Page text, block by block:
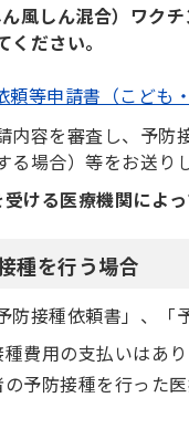
ん風しん混合）ワク
ださい。
頼等申請書（こども
内容を審査し、予
る場合）等をお送りし
ける医療機関によ
種を行う場合
防接種依頼書」、「
費用の支払いはあり
予防接種を行った